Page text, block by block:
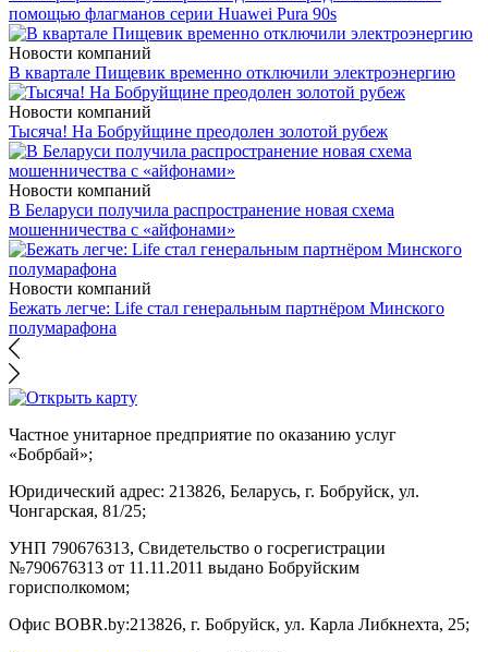
помощью флагманов серии Huawei Pura 90s
Новости компаний
В квартале Пищевик временно отключили электроэнергию
Новости компаний
Тысяча! На Бобруйщине преодолен золотой рубеж
Новости компаний
В Беларуси получила распространение новая схема
мошенничества с «айфонами»
Новости компаний
Бежать легче: Life стал генеральным партнёром Минского
полумарафона
Частное унитарное предприятие по оказанию услуг
«Бобрбай»;
Юридический адрес: 213826, Беларусь, г. Бобруйск, ул.
Чонгарская, 81/25;
УНП 790676313, Свидетельство о госрегистрации
№790676313 от 11.11.2011 выдано Бобруйским
горисполкомом;
Офис BOBR.by:213826, г. Бобруйск, ул. Карла Либкнехта, 25;